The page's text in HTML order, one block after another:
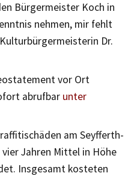
Bürgermeister Koch in
nehmen, mir fehlt
Dr.
vor Ort
abrufbar unter
am Seyfferth-
Jahren Mittel in Höhe
Insgesamt kosteten